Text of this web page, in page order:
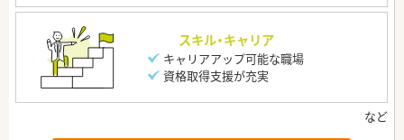
スキル・キャリア
キャリアアップ可能な職場
資格取得支援が充実